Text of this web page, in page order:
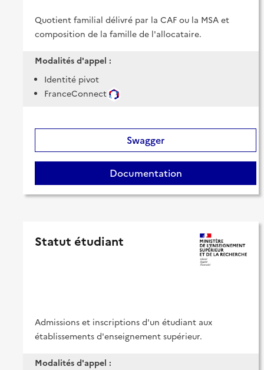
Quotient familial délivré par la CAF ou la MSA et
composition de la famille de l'allocataire.
Modalités d'appel :
Identité pivot
FranceConnect
Swagger
Documentation
Statut étudiant
Admissions et inscriptions d'un étudiant aux
établissements d'enseignement supérieur.
Modalités d'appel :